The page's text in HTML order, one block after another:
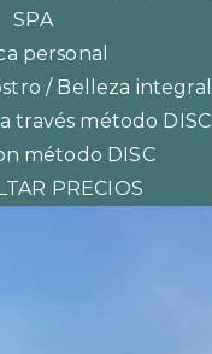
SPA
personal
/ Belleza integral
través método DISC
método DISC
PRECIOS